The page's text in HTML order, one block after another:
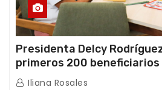
Presidenta Delcy
primeros 200 beneficiarios
de los Abuelos “La
Iliana Rosales